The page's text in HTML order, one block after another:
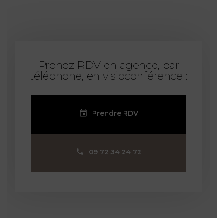
Prenez RDV en agence, par
téléphone, en visioconférence :
Prendre RDV
09 72 34 24 72